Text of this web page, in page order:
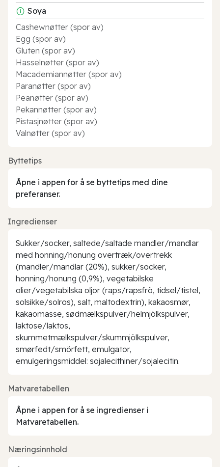
Soya
Cashewnøtter (spor av)
Egg (spor av)
Gluten (spor av)
Hasselnøtter (spor av)
Macademiannøtter (spor av)
Paranøtter (spor av)
Peanøtter (spor av)
Pekannøtter (spor av)
Pistasjnøtter (spor av)
Valnøtter (spor av)
Byttetips
Åpne i appen for å se byttetips med dine
preferanser.
Ingredienser
Sukker/socker, saltede/saltade mandler/mandlar
med honning/honung overtræk/overtrekk
(mandler/mandlar (20%), sukker/socker,
honning/honung (0,9%), vegetabilske
olier/vegetabilska oljor (raps/rapsfrö, tidsel/tistel,
solsikke/solros), salt, maltodextrin), kakaosmør,
kakaomasse, sødmælkspulver/helmjölkspulver,
laktose/laktos,
skummetmælkspulver/skummjölkspulver,
smørfedt/smörfett, emulgator,
emulgeringsmiddel: sojalecithiner/sojalecitin.
Matvaretabellen
Åpne i appen for å se ingredienser i
Matvaretabellen.
Næringsinnhold